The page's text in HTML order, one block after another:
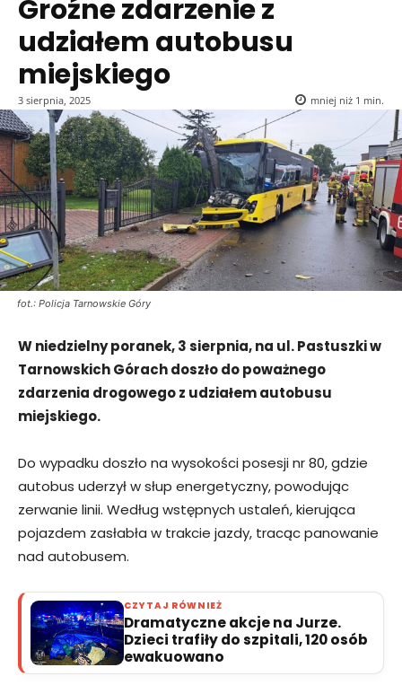
Groźne zdarzenie z
udziałem autobusu
miejskiego
3 sierpnia, 2025 mniej niż 1 min.
fot.: Policja Tarnowskie Góry
W niedzielny poranek, 3 sierpnia, na ul. Pastuszki w
Tarnowskich Górach doszło do poważnego
zdarzenia drogowego z udziałem autobusu
miejskiego.
Do wypadku doszło na wysokości posesji nr 80, gdzie
autobus uderzył w słup energetyczny, powodując
zerwanie linii. Według wstępnych ustaleń, kierująca
pojazdem zasłabła w trakcie jazdy, tracąc panowanie
nad autobusem.
CZYTAJ RÓWNIEŻ
Dramatyczne akcje na Jurze.
Dzieci trafiły do szpitali, 120 osób
ewakuowano